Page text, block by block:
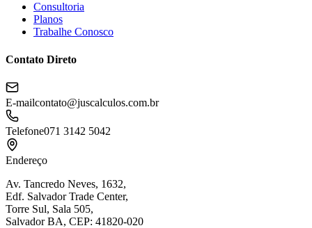
Consultoria
Planos
Trabalhe Conosco
Contato Direto
E-mailcontato@juscalculos.com.br
Telefone071 3142 5042
Endereço
Av. Tancredo Neves, 1632,
Edf. Salvador Trade Center,
Torre Sul, Sala 505,
Salvador BA, CEP: 41820-020